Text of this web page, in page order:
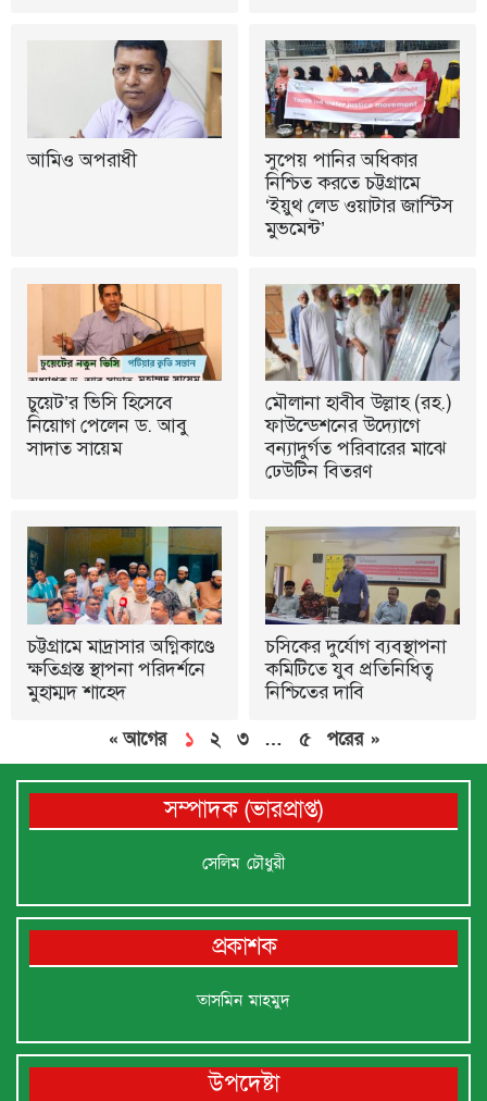
আমিও অপরাধী
সুপেয় পানির অধিকার
নিশ্চিত করতে চট্টগ্রামে
‘ইয়ুথ লেড ওয়াটার জাস্টিস
মুভমেন্ট’
চুয়েট’র ভিসি হিসেবে
নিয়োগ পেলেন ড. আবু
সাদাত সায়েম
মৌলানা হাবীব উল্লাহ (রহ.)
ফাউন্ডেশনের উদ্যোগে
বন্যাদুর্গত পরিবারের মাঝে
ঢেউটিন বিতরণ
চট্টগ্রামে মাদ্রাসার অগ্নিকাণ্ডে
ক্ষতিগ্রস্ত স্থাপনা পরিদর্শনে
মুহাম্মদ শাহেদ
চসিকের দুর্যোগ ব্যবস্থাপনা
কমিটিতে যুব প্রতিনিধিত্ব
নিশ্চিতের দাবি
« আগের ১ ২ ৩ … ৫ পরের »
সম্পাদক (ভারপ্রাপ্ত)
সেলিম চৌধুরী
প্রকাশক
তাসমিন মাহমুদ
উপদেষ্টা